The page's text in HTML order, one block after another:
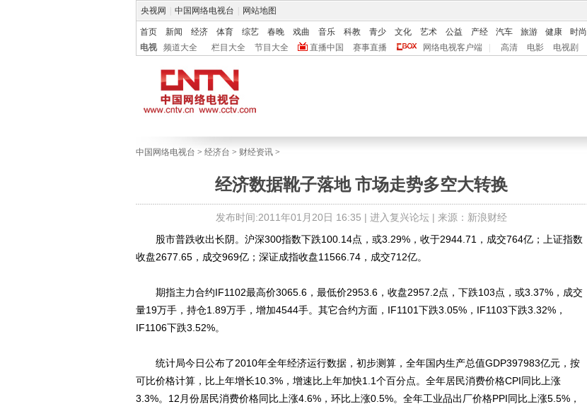
央视网 中国网络电视台 网站地图
首页 新闻 经济 体育 综艺 春晚 戏曲 音乐 科教 青少 文化 艺术 公益 产经 汽车 旅游 健康 时尚
电视
频道大全 栏目大全 节目大全 直播中国 赛事直播 网络电视客户端 高清 电影 电视剧
中国网络电视台 > 经济台 > 财经资讯 >
经济数据靴子落地 市场走势多空大转换
发布时间:2011年01月20日 16:35 | 进入复兴论坛| 来源：新浪财经
股市普跌收出长阴。沪深300指数下跌100.14点，或3.29%，收于2944.71，成交764亿；上证指数
收盘2677.65，成交969亿；深证成指收盘11566.74，成交712亿。
期指主力合约IF1102最高价3065.6，最低价2953.6，收盘2957.2点，下跌103点，或3.37%，成交
量19万手，持仓1.89万手，增加4544手。其它合约方面，IF1101下跌3.05%，IF1103下跌3.32%，
IF1106下跌3.52%。
统计局今日公布了2010年全年经济运行数据，初步测算，全年国内生产总值GDP397983亿元，按
可比价格计算，比上年增长10.3%，增速比上年加快1.1个百分点。全年居民消费价格CPI同比上涨
3.3%。12月份居民消费价格同比上涨4.6%，环比上涨0.5%。全年工业品出厂价格PPI同比上涨5.5%，